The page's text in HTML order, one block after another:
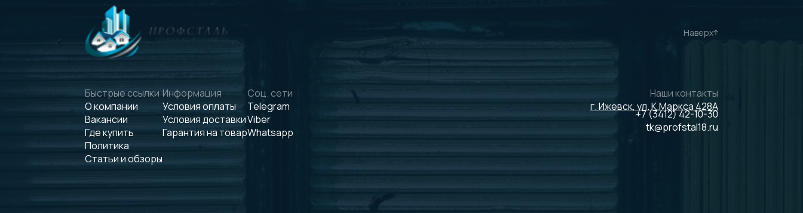
Наверх
Быстрые ссылки
О компании
Вакансии
Где купить
Политика
Статьи и обзоры
Информация
Условия оплаты
Условия доставки
Гарантия на товар
Соц. сети
Telegram
Viber
Whatsapp
Наши контакты
г. Ижевск, ул. К.Маркса 428А
+7 (3412) 42-10-30
tk@profstal18.ru